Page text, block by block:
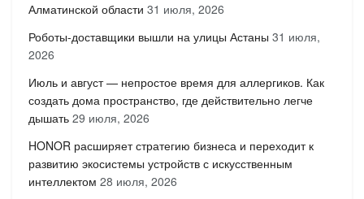
Алматинской области 31 июля, 2026
Роботы-доставщики вышли на улицы Астаны 31 июля,
2026
Июль и август — непростое время для аллергиков. Как
создать дома пространство, где действительно легче
дышать 29 июля, 2026
HONOR расширяет стратегию бизнеса и переходит к
развитию экосистемы устройств с искусственным
интеллектом 28 июля, 2026